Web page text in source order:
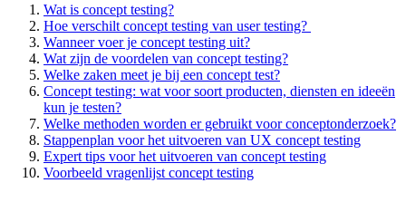
Wat is concept testing?
Hoe verschilt concept testing van user testing?
Wanneer voer je concept testing uit?
Wat zijn de voordelen van concept testing?
Welke zaken meet je bij een concept test?
Concept testing: wat voor soort producten, diensten en ideeën
kun je testen?
Welke methoden worden er gebruikt voor conceptonderzoek?
Stappenplan voor het uitvoeren van UX concept testing
Expert tips voor het uitvoeren van concept testing
Voorbeeld vragenlijst concept testing